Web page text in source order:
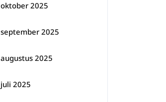
oktober 2025
september 2025
augustus 2025
juli 2025